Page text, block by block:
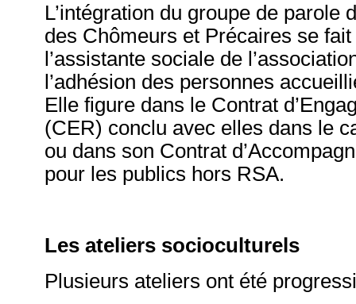
L’intégration du groupe de parole
des Chômeurs et Précaires se
l’assistante sociale de
l’adhésion des personnes
Elle figure dans le Contrat
(CER) conclu avec elles dans le
ou dans son Contrat
pour les publics hors RSA.
Les ateliers socioculturels
Plusieurs ateliers ont été